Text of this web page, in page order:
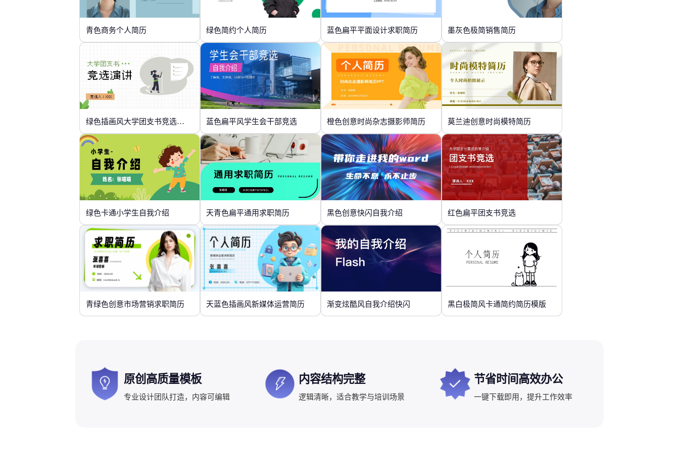
青色商务个人简历 绿色简约个人简历 蓝色扁平平面设计求职简历 墨灰色极简销售简历
绿色插画风大学团支书竞选演讲 蓝色扁平风学生会干部竞选 橙色创意时尚杂志摄影师简历 莫兰迪创意时尚模特简历
绿色卡通小学生自我介绍 天青色扁平通用求职简历 黑色创意快闪自我介绍 红色扁平团支书竞选
青绿色创意市场营销求职简历 天蓝色插画风新媒体运营简历 渐变炫酷风自我介绍快闪 黑白极简风卡通简约简历模版
原创高质量模板
专业设计团队打造，内容可编辑
内容结构完整
逻辑清晰，适合教学与培训场景
节省时间高效办公
一键下载即用，提升工作效率